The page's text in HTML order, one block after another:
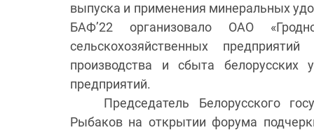
выпуска и применения минеральных
БАФ’22 организовало ОАО
сельскохозяйственных
производства и сбыта белорусских
предприятий.
Председатель Белорусского
Рыбаков на открытии форума